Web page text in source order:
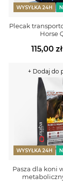
WYSYŁKA 24H
Plecak
Horse
115,00 zł
WYSYŁKA 24H
Pasza dla koni
+ Dodaj do